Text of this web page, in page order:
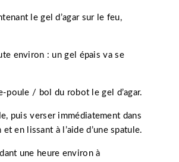
le gel d’agar sur le feu,
environ : un gel épais va se
poule / bol du robot le gel d’agar.
puis verser immédiatement dans
en lissant à l’aide d’une spatule.
une heure environ à